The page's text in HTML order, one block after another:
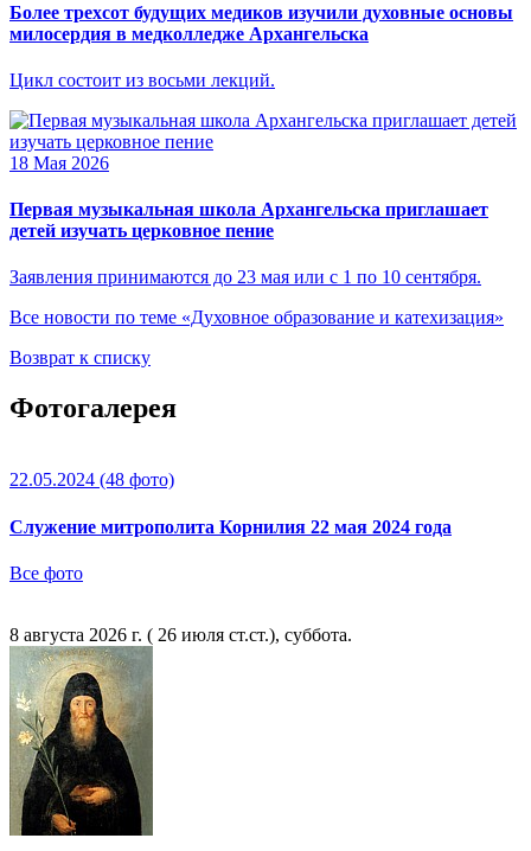
Более трехсот будущих медиков изучили духовные основы
милосердия в медколледже Архангельска
Цикл состоит из восьми лекций.
18 Мая 2026
Первая музыкальная школа Архангельска приглашает
детей изучать церковное пение
Заявления принимаются до 23 мая или с 1 по 10 сентября.
Все новости по теме «Духовное образование и катехизация»
Возврат к списку
Фотогалерея
22.05.2024 (48 фото)
Служение митрополита Корнилия 22 мая 2024 года
Все фото
8 августа 2026 г. ( 26 июля ст.ст.), суббота.